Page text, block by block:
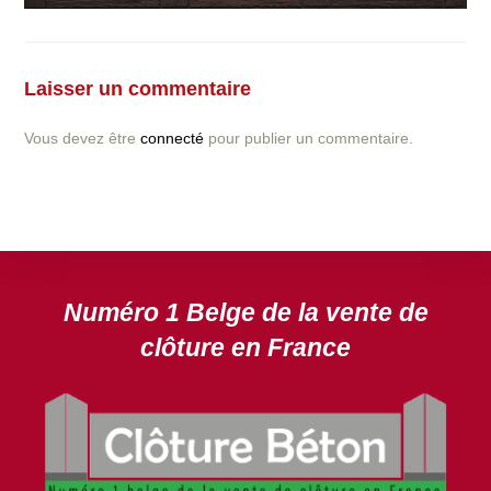
Laisser un commentaire
Vous devez êtreconnecté pour publier un commentaire.
N’hésitez pas à nous contacter ! nous vous proposerons
projet.
Numéro 1 Belge de la vente de
clôture en France